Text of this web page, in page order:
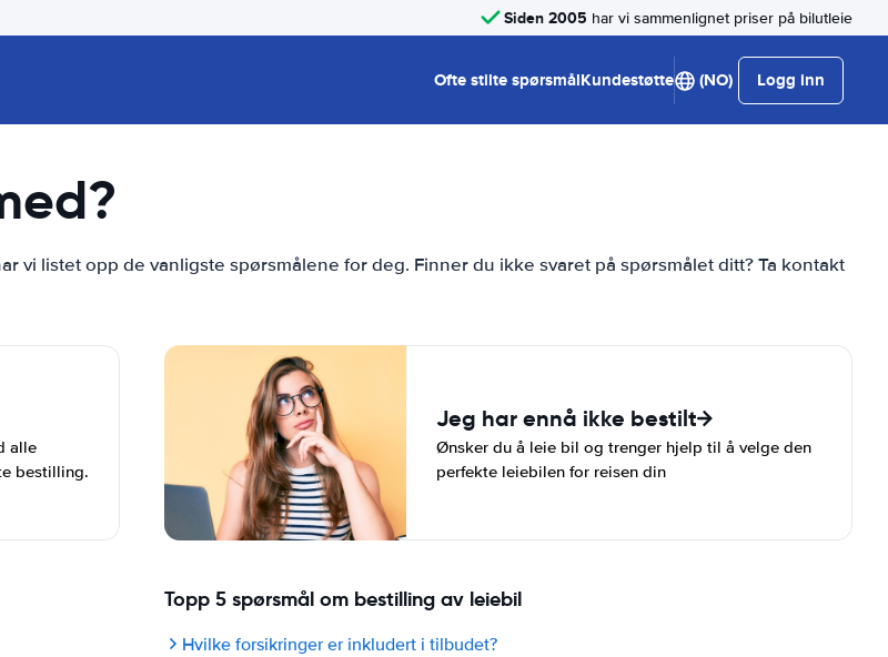
Siden 2005 har vi sammenlignet priser på bilutleie
Ofte stilte spørsmålKundestøtte (NO) Logg inn
vi listet opp de vanligste spørsmålene for deg. Finner du ikke svaret på spørsmålet ditt? Ta kontakt
alle
bestilling.
Jeg har ennå ikke bestilt
Ønsker du å leie bil og trenger hjelp til å velge den
perfekte leiebilen for reisen din
Topp 5 spørsmål om bestilling av leiebil
Hvilke forsikringer er inkludert i tilbudet?